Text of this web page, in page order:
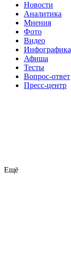
Новости
Аналитика
Мнения
Фото
Видео
Инфографика
Афиша
Тесты
Вопрос-ответ
Пресс-центр
Ещё